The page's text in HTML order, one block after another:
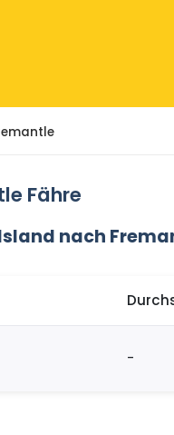
Fähre
nach
-